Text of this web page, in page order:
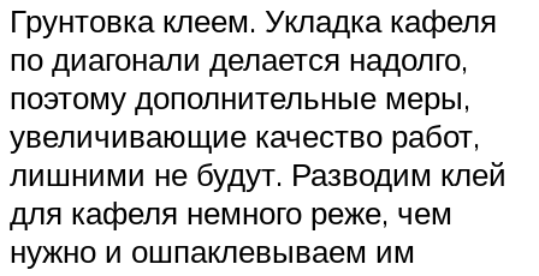
Грунтовка клеем. Укладка кафеля
по диагонали делается надолго,
поэтому дополнительные меры,
увеличивающие качество работ,
лишними не будут. Разводим клей
для кафеля немного реже, чем
нужно и ошпаклевываем им